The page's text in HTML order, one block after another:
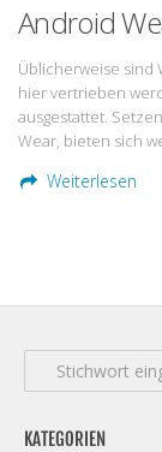
Flatrate-
Android
Üblicherweise sind
hier vertrieben
ausgestattet.
Wear, bieten sich
Weiterlesen
KATEGORIEN